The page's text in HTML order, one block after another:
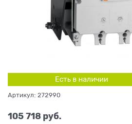
Есть в наличии
Артикул: 272990
105 718 руб.